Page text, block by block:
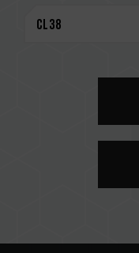
解。
存。每一组套装
成。若混合使用
不稳定或不开机
CPU 內存控制
若未启用 XMP